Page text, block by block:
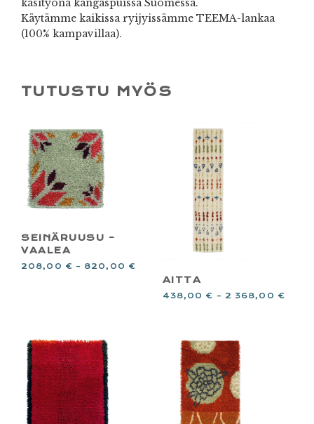
käsityönä kangaspuissa Suomessa.
Käytämme kaikissa ryijyissämme TEEMA-lankaa
(100% kampavillaa).
TUTUSTU MYÖS
SEINÄRUUSU –
VAALEA
208,00 € – 820,00 €
AITTA
438,00 € – 2 368,00 €